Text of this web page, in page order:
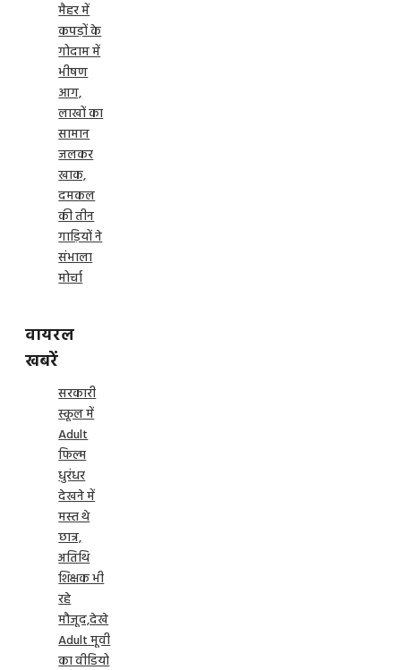
मैहर में
कपड़ों के
गोदाम में
भीषण
आग,
लाखों का
सामान
जलकर
खाक,
दमकल
की तीन
गाड़ियों ने
संभाला
मोर्चा
वायरल
खबरें
सरकारी
स्कूल में
Adult
फिल्म
धुरंधर
देखने में
मस्त थे
छात्र,
अतिथि
शिक्षक भी
रहे
मौजूद,देखे
Adult मूवी
का वीडियो